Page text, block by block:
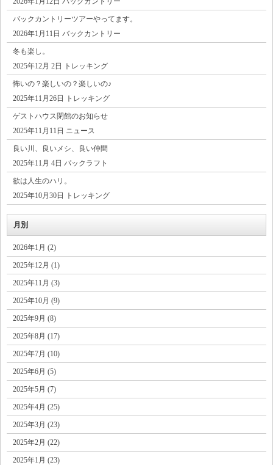
バックカントリーツアーやってます。
2026年1月11日 バックカントリー
冬も楽し。
2025年12月 2日 トレッキング
怖いの？楽しいの？楽しいの♪
2025年11月26日 トレッキング
ゲストハウス閉館のお知らせ
2025年11月11日 ニュース
良い川、良いメシ、良い仲間
2025年11月 4日 パックラフト
欲は人生のハリ。
2025年10月30日 トレッキング
月別
2026年1月 (2)
2025年12月 (1)
2025年11月 (3)
2025年10月 (9)
2025年9月 (8)
2025年8月 (17)
2025年7月 (10)
2025年6月 (5)
2025年5月 (7)
2025年4月 (25)
2025年3月 (23)
2025年2月 (22)
2025年1月 (23)